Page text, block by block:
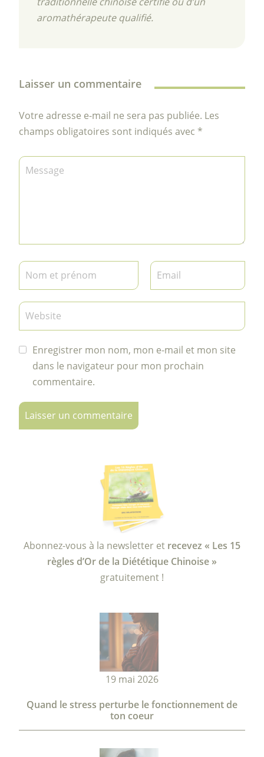
aromathérapeute qualifié.
Laisser un commentaire
Votre adresse e-mail ne sera pas publiée. Les
champs obligatoires sont indiqués avec *
Enregistrer mon nom, mon e-mail et mon site
dans le navigateur pour mon prochain
commentaire.
Abonnez-vous à la newsletter et recevez « Les 15
règles d’Or de la Diététique Chinoise »
gratuitement !
19 mai 2026
Quand le stress perturbe le fonctionnement de
ton coeur